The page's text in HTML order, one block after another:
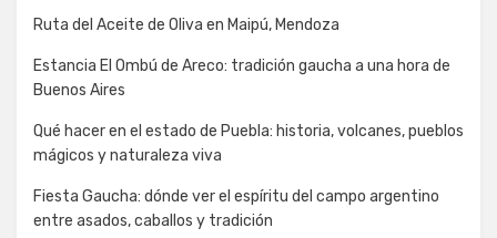
Ruta del Aceite de Oliva en Maipú, Mendoza
Estancia El Ombú de Areco: tradición gaucha a una hora de
Buenos Aires
Qué hacer en el estado de Puebla: historia, volcanes, pueblos
mágicos y naturaleza viva
Fiesta Gaucha: dónde ver el espíritu del campo argentino
entre asados, caballos y tradición